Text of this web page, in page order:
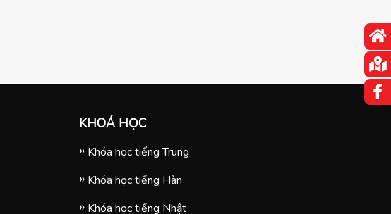
KHOÁ HỌC
Khóa học tiếng Trung
Khóa học tiếng Hàn
Khóa học tiếng Nhật